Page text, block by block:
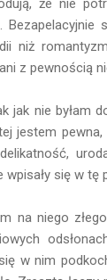
że nie
Bezapelacyjnie
niż
z pewnością
jak nie byłam
jestem
się w tę
na niego
w nim